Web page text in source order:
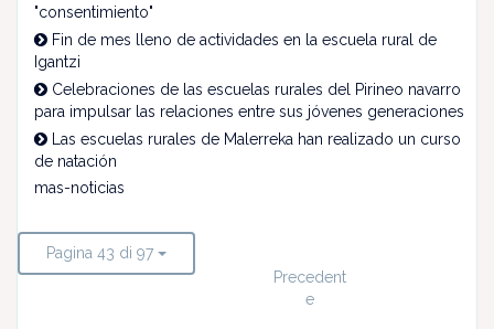
"consentimiento"
Fin de mes lleno de actividades en la escuela rural de
Igantzi
Celebraciones de las escuelas rurales del Pirineo navarro
para impulsar las relaciones entre sus jóvenes generaciones
Las escuelas rurales de Malerreka han realizado un curso
de natación
mas-noticias
Pagina 43 di 97
Precedent
e